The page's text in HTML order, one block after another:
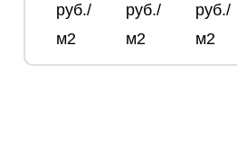
руб./
м2
руб./
м2
руб./
м2